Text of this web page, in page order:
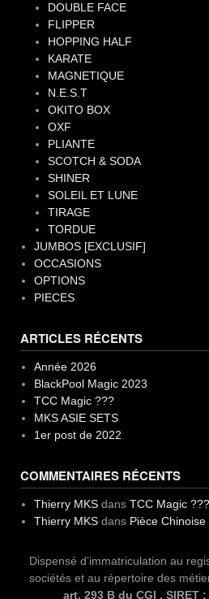
DOUBLE FACE
FLIPPER
HOPPING HALF
KARATE
MAGNETIQUE
N.E.S.T
OKITO BOX
OXF
PLIANTE
SCOTCH & SODA
SHINER
SOLEIL ET LUNE
TIRAGE
TORDUE
JUMBOS [EXCLUSIF]
OCCASIONS
OPTIONS
PIECES
ARTICLES RÉCENTS
Année 2026
BlackPool Magic 2023
TCC Magic ???
MKS ASIE SETS
1er post de 2022
COMMENTAIRES RÉCENTS
Thierry MKSdans TCC Magic ???
Thierry MKSdans Pièce
Dispensé d’immatriculation au
sociétés et au répertoire des
art. 293 B du CGI . SIRET